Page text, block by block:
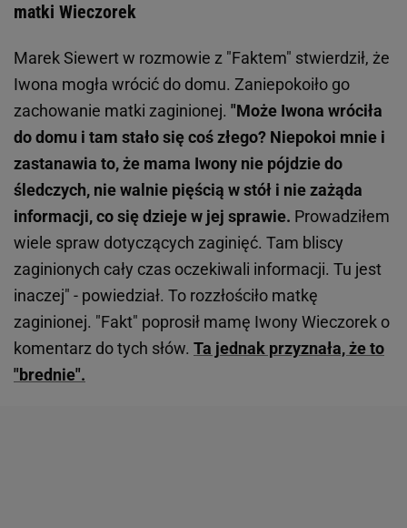
matki Wieczorek
Marek Siewert w rozmowie z "Faktem" stwierdził, że
Iwona mogła wrócić do domu. Zaniepokoiło go
zachowanie matki zaginionej. "Może Iwona wróciła
do domu i tam stało się coś złego? Niepokoi mnie i
zastanawia to, że mama Iwony nie pójdzie do
śledczych, nie walnie pięścią w stół i nie zażąda
informacji, co się dzieje w jej sprawie. Prowadziłem
wiele spraw dotyczących zaginięć. Tam bliscy
zaginionych cały czas oczekiwali informacji. Tu jest
inaczej" - powiedział. To rozzłościło matkę
zaginionej. "Fakt" poprosił mamę Iwony Wieczorek o
komentarz do tych słów. Ta jednak przyznała, że to
"brednie".